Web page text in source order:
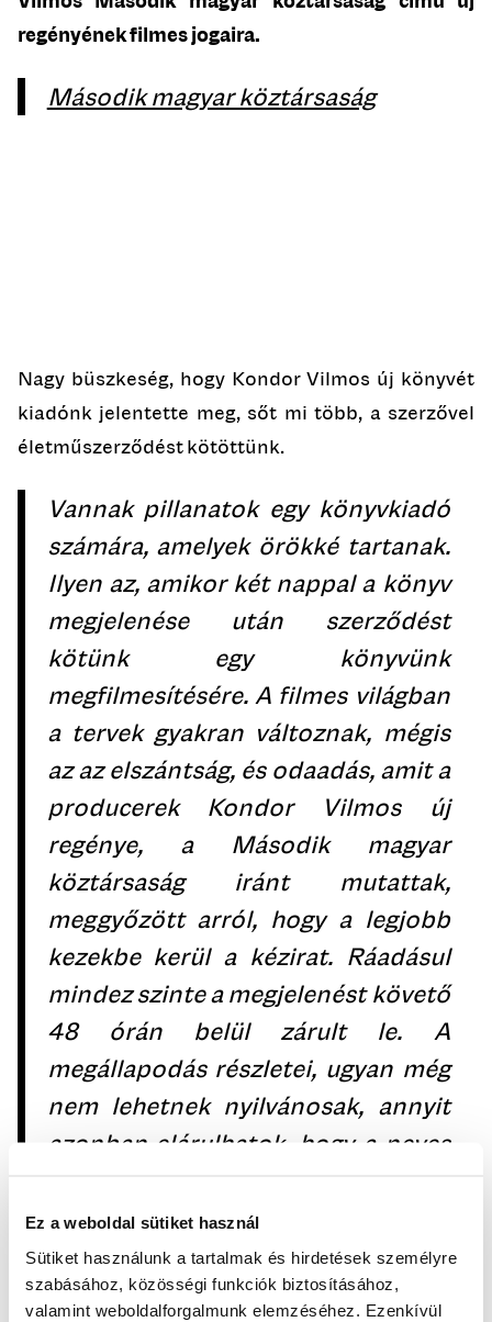
Ez a weboldal sütiket használ
Sütiket használunk a tartalmak és hirdetések személyre
szabásához, közösségi funkciók biztosításához,
valamint weboldalforgalmunk elemzéséhez. Ezenkívül
regényének filmes jogaira.
Második magyar köztársaság
Nagy büszkeség, hogy Kondor Vilmos új könyvét
kiadónk jelentette meg, sőt mi több, a szerzővel
életműszerződést kötöttünk.
Vannak pillanatok egy könyvkiadó
számára, amelyek örökké tartanak.
Ilyen az, amikor két nappal a könyv
megjelenése után szerződést
kötünk egy könyvünk
megfilmesítésére. A filmes világban
a tervek gyakran változnak, mégis
az az elszántság, és odaadás, amit a
producerek Kondor Vilmos új
regénye, a Második magyar
köztársaság iránt mutattak,
meggyőzött arról, hogy a legjobb
kezekbe kerül a kézirat. Ráadásul
mindez szinte a megjelenést követő
48 órán belül zárult le. A
megállapodás részletei, ugyan még
nem lehetnek nyilvánosak, annyit
azonban elárulhatok, hogy a neves
fejlesztett filmsorozatot terveznek
készíteni a regényből. – nyilatkozta
Halmos Ádám, az Open Books